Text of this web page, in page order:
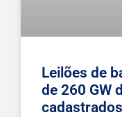
Leilões de
de 260 GW
cadastrados